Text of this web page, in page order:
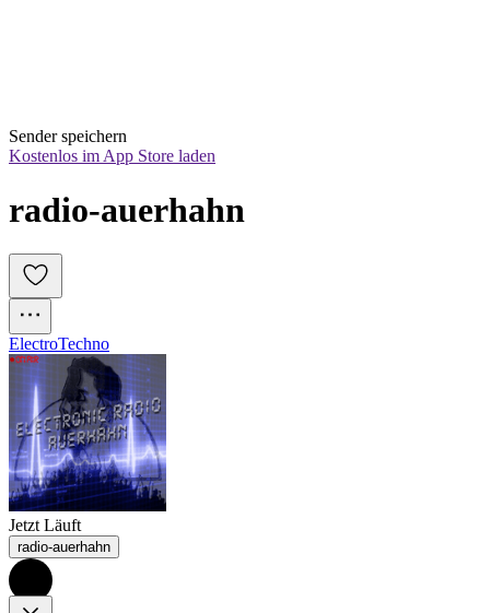
Sender speichern
Kostenlos im App Store laden
radio-auerhahn
ElectroTechno
Jetzt Läuft
radio-auerhahn